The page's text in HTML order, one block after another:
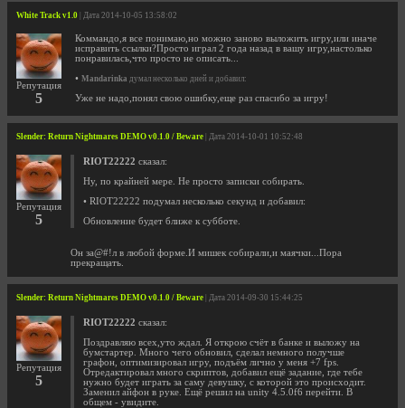
White Track v1.0 | Дата 2014-10-05 13:58:02
Репутация
5
Коммандо,я все понимаю,но можно заново выложить игру,или иначе
исправить ссылки?Просто играл 2 года назад в вашу игру,настолько
понравилась,что просто не описать...
• Mandarinka думал несколько дней и добавил:
Уже не надо,понял свою ошибку,еще раз спасибо за игру!
Slender: Return Nightmares DEMO v0.1.0 / Beware | Дата 2014-10-01 10:52:48
Репутация
5
RIOT22222 сказал:
Ну, по крайней мере. Не просто записки собирать.
• RIOT22222 подумал несколько секунд и добавил:
Обновление будет ближе к субботе.
Он за@#!л в любой форме.И мишек собирали,и маячки...Пора
прекращать.
Slender: Return Nightmares DEMO v0.1.0 / Beware | Дата 2014-09-30 15:44:25
Репутация
5
RIOT22222 сказал:
Поздравляю всех,уто ждал. Я открою счёт в банке и выложу на
бумстартер. Много чего обновил, сделал немного получше
графон, оптимизировал игру, подъём лично у меня +7 fps.
Отредактировал много скриптов, добавил ещё задание, где тебе
нужно будет играть за саму девушку, с которой это происходит.
Заменил айфон в руке. Ещё решил на unity 4.5.0f6 перейти. В
общем - увидите.